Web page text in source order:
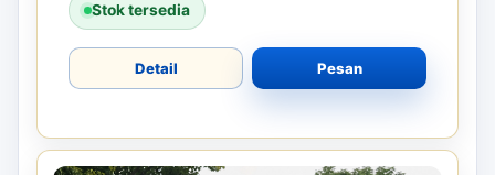
Stok tersedia
Detail Pesan